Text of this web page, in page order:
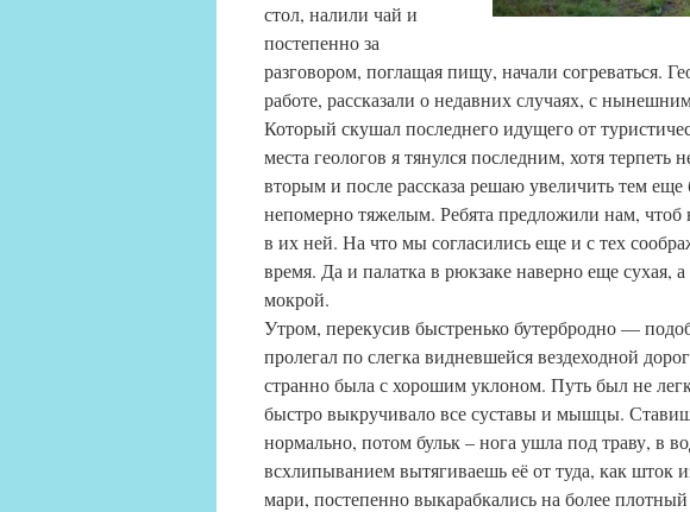
стол, налили чай и
постепенно за
разговором, поглащая пищу, начали согреваться.
работе, рассказали о недавних случаях, с
Который скушал последнего идущего от
места геологов я тянулся последним, хотя
вторым и после рассказа решаю увеличить тем
непомерно тяжелым. Ребята предложили нам, чтоб
в их ней. На что мы согласились еще и с тех
время. Да и палатка в рюкзаке наверно еще сухая,
мокрой.
Утром, перекусив быстренько бутербродно —
пролегал по слегка видневшейся вездеходной
странно была с хорошим уклоном. Путь был не
быстро выкручивало все суставы и мышцы.
нормально, потом бульк – нога ушла под траву, в
всхлипыванием вытягиваешь её от туда, как шток
мари, постепенно выкарабкались на более